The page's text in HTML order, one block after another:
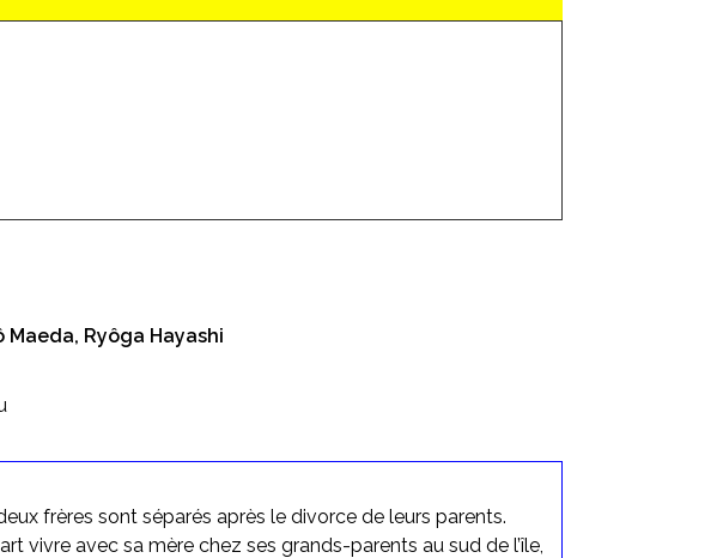
Maeda, Ryôga Hayashi
frères sont séparés après le divorce de leurs parents.
vivre avec sa mère chez ses grands-parents au sud de l’île,